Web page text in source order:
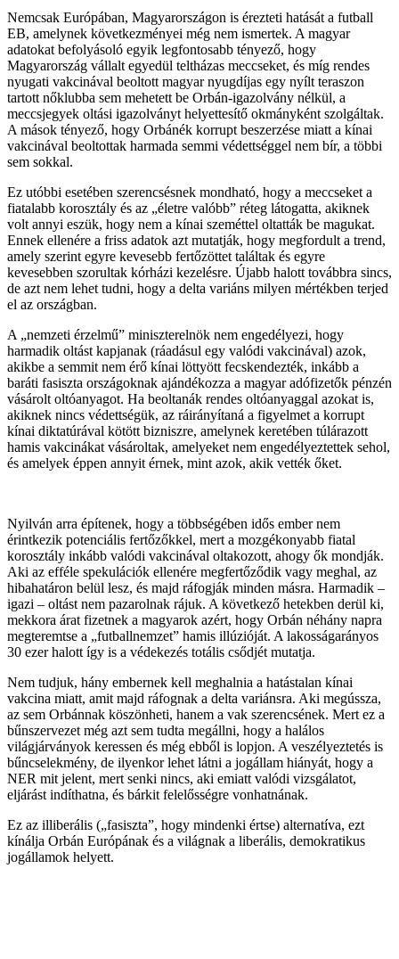
Nemcsak Európában, Magyarországon is érezteti hatását a futball
EB, amelynek következményei még nem ismertek. A magyar
adatokat befolyásoló egyik legfontosabb tényező, hogy
Magyarország vállalt egyedül teltházas meccseket, és míg rendes
nyugati vakcinával beoltott magyar nyugdíjas egy nyílt teraszon
tartott nőklubba sem mehetett be Orbán-igazolvány nélkül, a
meccsjegyek oltási igazolványt helyettesítő okmányként szolgáltak.
A mások tényező, hogy Orbánék korrupt beszerzése miatt a kínai
vakcinával beoltottak harmada semmi védettséggel nem bír, a többi
sem sokkal.
Ez utóbbi esetében szerencsésnek mondható, hogy a meccseket a
fiatalabb korosztály és az „életre valóbb” réteg látogatta, akiknek
volt annyi eszük, hogy nem a kínai szeméttel oltatták be magukat.
Ennek ellenére a friss adatok azt mutatják, hogy megfordult a trend,
amely szerint egyre kevesebb fertőzöttet találtak és egyre
kevesebben szorultak kórházi kezelésre. Újabb halott továbbra sincs,
de azt nem lehet tudni, hogy a delta variáns milyen mértékben terjed
el az országban.
A „nemzeti érzelmű” miniszterelnök nem engedélyezi, hogy
harmadik oltást kapjanak (ráadásul egy valódi vakcinával) azok,
akikbe a semmit nem érő kínai löttyött fecskendezték, inkább a
baráti fasiszta országoknak ajándékozza a magyar adófizetők pénzén
vásárolt oltóanyagot. Ha beoltanák rendes oltóanyaggal azokat is,
akiknek nincs védettségük, az ráirányítaná a figyelmet a korrupt
kínai diktatúrával kötött bizniszre, amelynek keretében túlárazott
hamis vakcinákat vásároltak, amelyeket nem engedélyeztettek sehol,
és amelyek éppen annyit érnek, mint azok, akik vették őket.
Nyilván arra építenek, hogy a többségében idős ember nem
érintkezik potenciális fertőzőkkel, mert a mozgékonyabb fiatal
korosztály inkább valódi vakcinával oltakozott, ahogy ők mondják.
Aki az efféle spekulációk ellenére megfertőződik vagy meghal, az
hibahatáron belül lesz, és majd ráfogják minden másra. Harmadik –
igazi – oltást nem pazarolnak rájuk. A következő hetekben derül ki,
mekkora árat fizetnek a magyarok azért, hogy Orbán néhány napra
megteremtse a „futballnemzet” hamis illúzióját. A lakosságarányos
30 ezer halott így is a védekezés totális csődjét mutatja.
Nem tudjuk, hány embernek kell meghalnia a hatástalan kínai
vakcina miatt, amit majd ráfognak a delta variánsra. Aki megússza,
az sem Orbánnak köszönheti, hanem a vak szerencsének. Mert ez a
bűnszervezet még azt sem tudta megállni, hogy a halálos
világjárványok keressen és még ebből is lopjon. A veszélyeztetés is
bűncselekmény, de ilyenkor lehet látni a jogállam hiányát, hogy a
NER mit jelent, mert senki nincs, aki emiatt valódi vizsgálatot,
eljárást indíthatna, és bárkit felelősségre vonhatnának.
Ez az illiberális („fasiszta”, hogy mindenki értse) alternatíva, ezt
kínálja Orbán Európának és a világnak a liberális, demokratikus
jogállamok helyett.